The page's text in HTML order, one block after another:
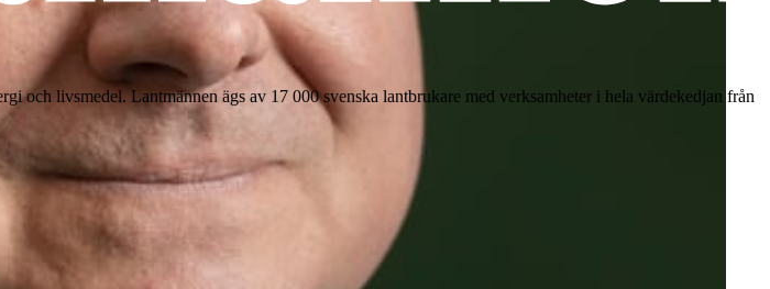
och livsmedel. Lantmännen ägs av 17 000 svenska lantbrukare med verksamheter i hela värdekedjan från